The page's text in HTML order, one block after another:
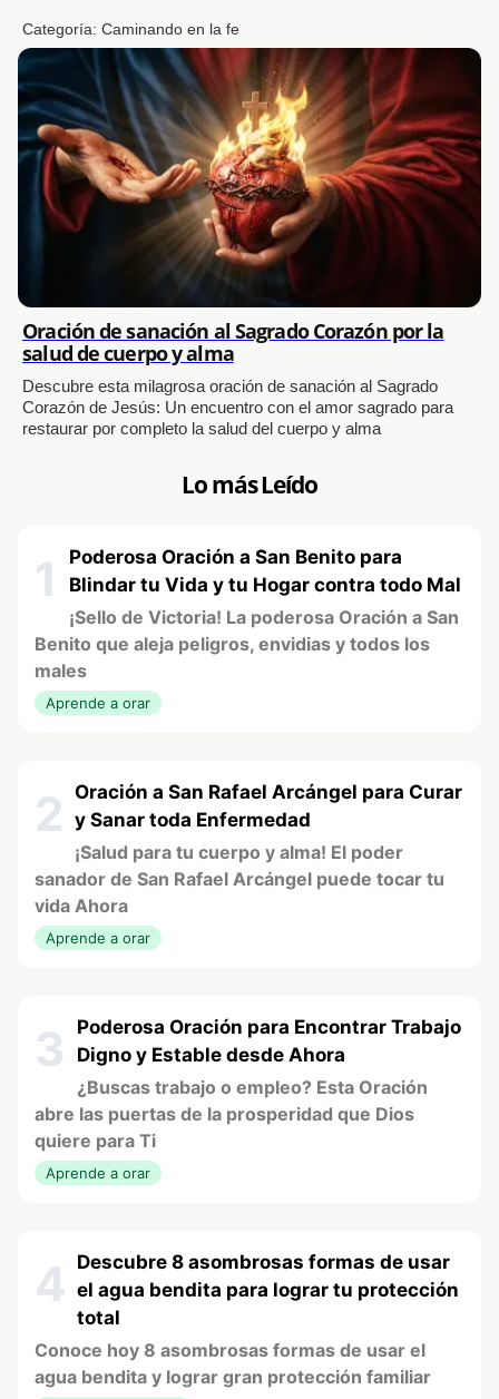
Categoría:Caminando en la fe
Oración de sanación al Sagrado Corazón por la
salud de cuerpo y alma
Descubre esta milagrosa oración de sanación al Sagrado
Corazón de Jesús: Un encuentro con el amor sagrado para
restaurar por completo la salud del cuerpo y alma
Lo más Leído
1
Poderosa Oración a San Benito para
Blindar tu Vida y tu Hogar contra todo Mal
¡Sello de Victoria! La poderosa Oración a San
Benito que aleja peligros, envidias y todos los
males
Aprende a orar
2 Oración a San Rafael Arcángel para Curar
y Sanar toda Enfermedad
¡Salud para tu cuerpo y alma! El poder
sanador de San Rafael Arcángel puede tocar tu
vida Ahora
Aprende a orar
3
Poderosa Oración para Encontrar Trabajo
Digno y Estable desde Ahora
¿Buscas trabajo o empleo? Esta Oración
abre las puertas de la prosperidad que Dios
quiere para Ti
Aprende a orar
4
Descubre 8 asombrosas formas de usar
el agua bendita para lograr tu protección
total
Conoce hoy 8 asombrosas formas de usar el
agua bendita y lograr gran protección familiar